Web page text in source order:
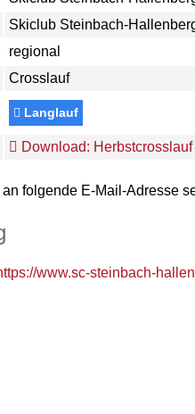
Skiclub Steinbach-
regional
Crosslauf
Langlauf
Download: Herbstcrosslauf
folgende E-Mail-Adresse
www.sc-steinbach-